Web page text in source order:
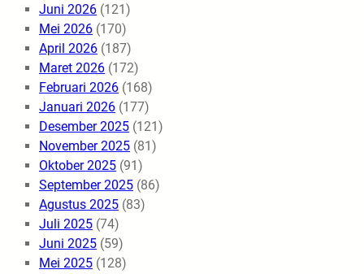
Juni 2026 (121)
Mei 2026 (170)
April 2026 (187)
Maret 2026 (172)
Februari 2026 (168)
Januari 2026 (177)
Desember 2025 (121)
November 2025 (81)
Oktober 2025 (91)
September 2025 (86)
Agustus 2025 (83)
Juli 2025 (74)
Juni 2025 (59)
Mei 2025 (128)